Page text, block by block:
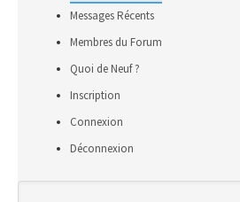
Messages Récents
Membres du Forum
Quoi de Neuf ?
Inscription
Connexion
Déconnexion